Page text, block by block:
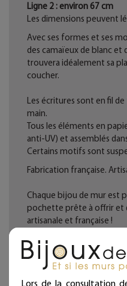
Ligne 2 : environ 67 cm
Les dimensions peuvent
Avec ses formes et ses
des camaïeux de blanc
trouvera idéalement sa
coucher.
Les écritures sont en fil
main.
Tous les éléments en
anti-UV) et assemblés
Certains motifs sont
Fabrication française.
Chaque bijou de mur est
pochette prête à offrir et
artisanale et française !
Deux ou trois punaises
longueur (noir mat
Lors de la consultation